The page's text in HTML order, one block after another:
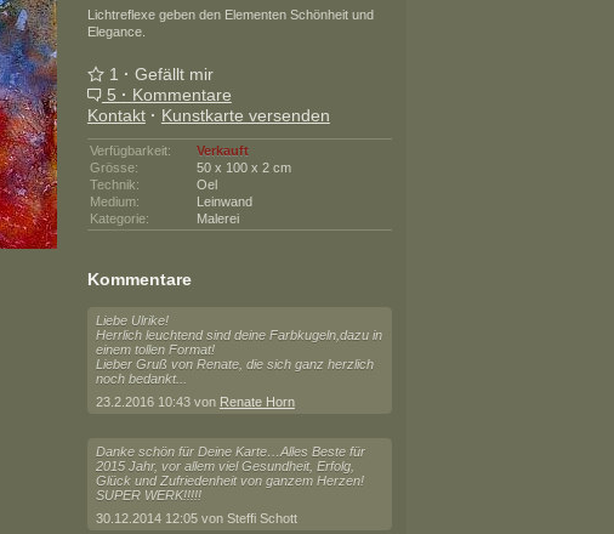
Lichtreflexe geben den Elementen Schönheit und
Elegance.
1 · Gefällt mir
5 · Kommentare
Kontakt · Kunstkarte versenden
Verfügbarkeit:
Verkauft
Grösse:
50 x 100 x 2 cm
Technik:
Oel
Medium:
Leinwand
Kategorie:
Malerei
Kommentare
Liebe Ulrike!
Herrlich leuchtend sind deine Farbkugeln,dazu in
einem tollen Format!
Lieber Gruß von Renate, die sich ganz herzlich
noch bedankt...
23.2.2016 10:43 von Renate Horn
Danke schön für Deine Karte…Alles Beste für
2015 Jahr, vor allem viel Gesundheit, Erfolg,
Glück und Zufriedenheit von ganzem Herzen!
SUPER WERK!!!!!
30.12.2014 12:05 von Steffi Schott